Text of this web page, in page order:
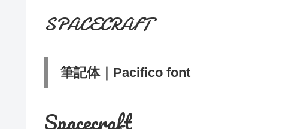
SPACECRAFT
筆記体｜Pacifico font
Spacecraft